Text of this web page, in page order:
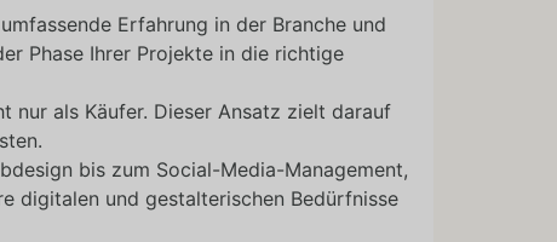
Erfahrung in der Branche und
Phase Ihrer Projekte in die richtige
nur als Käufer. Dieser Ansatz zielt darauf
bis zum Social-Media-Management,
digitalen und gestalterischen Bedürfnisse